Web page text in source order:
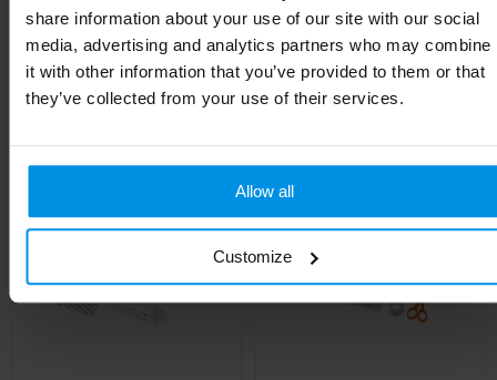
share information about your use of our site with our social
media, advertising and analytics partners who may combine
it with other information that you’ve provided to them or that
they’ve collected from your use of their services.
Allow all
Customize
Gerelateerde producten